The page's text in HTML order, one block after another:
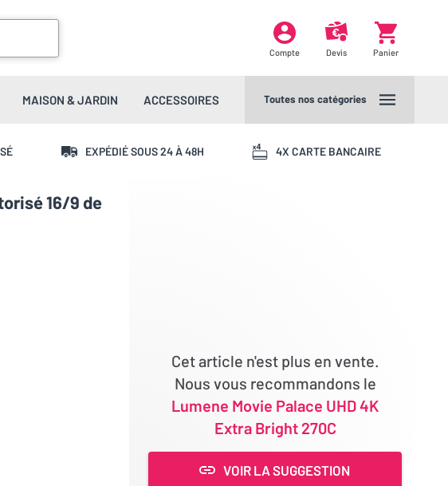
Compte Devis Panier
MAISON & JARDIN ACCESSOIRES Toutes nos catégories
EXPÉDIÉ SOUS 24 À 48H 4X CARTE BANCAIRE
16/9 de
Cet article n'est plus en vente.
Nous vous recommandons le
Lumene Movie Palace UHD 4K
Extra Bright 270C
VOIR LA SUGGESTION